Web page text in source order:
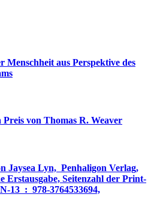
Menschheit aus Perspektive des
Preis von Thomas R. Weaver
Jaysea Lyn, ‎ Penhaligon Verlag,
Erstausgabe, Seitenzahl der Print-